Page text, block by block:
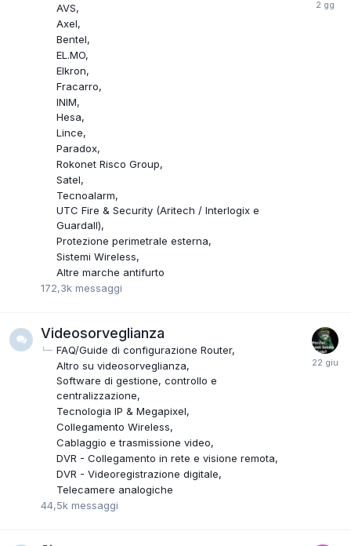
AVS
Axel
Bentel
EL.MO
Elkron
Fracarro
INIM
Hesa
Lince
Paradox
Rokonet Risco Group
Satel
Tecnoalarm
UTC Fire & Security (Aritech / Interlogix e
Guardall)
Protezione perimetrale esterna
Sistemi Wireless
Altre marche antifurto
172,3k messaggi
Videosorveglianza
FAQ/Guide di configurazione Router
Altro su videosorveglianza
Software di gestione, controllo e
centralizzazione
Tecnologia IP & Megapixel
Collegamento Wireless
Cablaggio e trasmissione video
DVR - Collegamento in rete e visione remota
DVR - Videoregistrazione digitale
Telecamere analogiche
44,5k messaggi